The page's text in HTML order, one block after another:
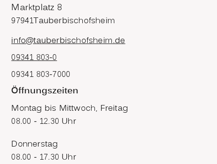
Marktplatz 8
97941Tauberbischofsheim
info@tauberbischofsheim.de
09341 803-0
09341 803-7000
Öffnungszeiten
Montag bis Mittwoch, Freitag
08.00 - 12.30 Uhr
Donnerstag
08.00 - 17.30 Uhr